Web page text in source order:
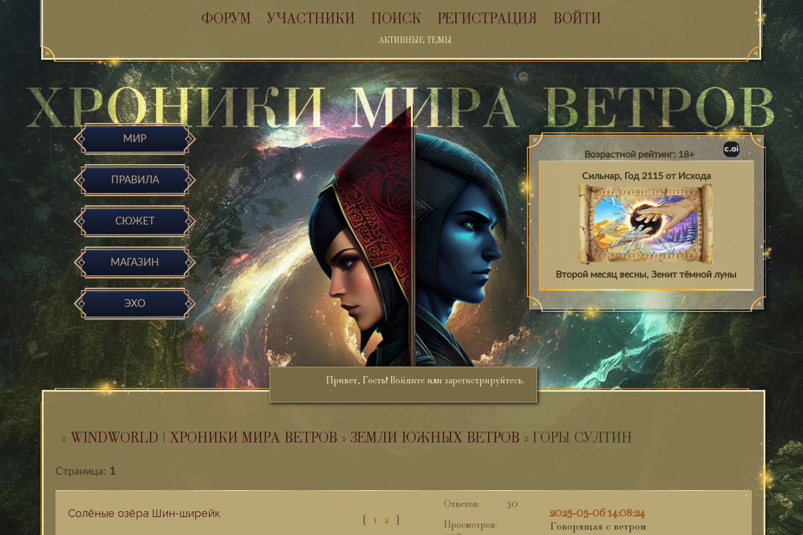
ФОРУМ УЧАСТНИКИ ПОИСК РЕГИСТРАЦИЯ ВОЙТИ
АКТИВНЫЕ ТЕМЫ
МИР
ПРАВИЛА
СЮЖЕТ
МАГАЗИН
ЭХО
Возрастной рейтинг: 18+
Сильнар, Год 2115 от Исхода
Второй месяц весны, Зенит тёмной луны
Привет, Гость! Войдите или зарегистрируйтесь.
» WINDWORLD | ХРОНИКИ МИРА ВЕТРОВ » ЗЕМЛИ ЮЖНЫХ ВЕТРОВ » ГОРЫ СУЛТИН
Страница: 1
Солёные озёра Шин-ширейк
1 2
30
2025-05-06 14:08:24
Говорящая с ветром